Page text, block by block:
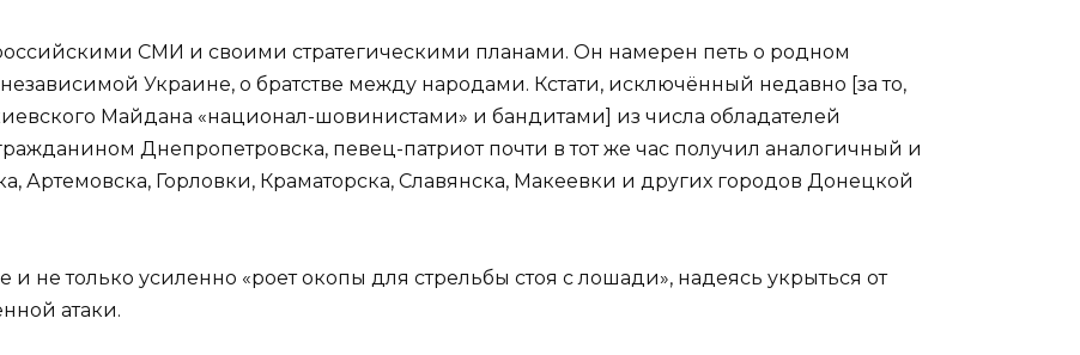
СМИ и своими стратегическими планами. Он намерен петь о родном
Украине, о братстве между народами. Кстати, исключённый недавно [за то,
Майдана «национал-шовинистами» и бандитами] из числа обладателей
Днепропетровска, певец-патриот почти в тот же час получил аналогичный и
Артемовска, Горловки, Краматорска, Славянска, Макеевки и других городов Донецкой
и не только усиленно «роет окопы для стрельбы стоя с лошади», надеясь укрыться от
атаки.